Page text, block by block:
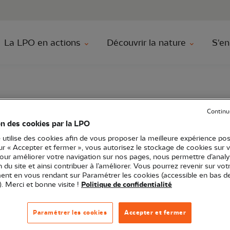
La LPO en actions Découvrir la nature
de l’Aude
Occitanie Sortie nature 11 - Aude
des cookies par la LPO
utilise des cookies afin de vous proposer la meilleure expérience
« Accepter et fermer », vous autorisez le stockage de cookies sur
améliorer votre navigation sur nos pages, nous permettre
du site et ainsi contribuer à l’améliorer. Vous pourrez revenir sur
en vous rendant sur Paramétrer les cookies (accessible en bas
Merci et bonne visite ! Politique de confidentialité
Accepter et fermer
Paramétrer les cookies